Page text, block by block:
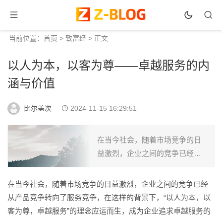
当前位置： 首页 > 致富经 > 正文
以人为本，以客为尊——卓越服务的内
涵与价值
比尔盖次 2024-11-15 16:29:51
在当今社会，随着市场竞争的日
益激烈，企业之间的竞争已经从
样的背景下，“以人为本，以客为
尊，卓越服务”的理念应运而生，
成为企业追求卓越服务的重...
在当今社会，随着市场竞争的日益激烈，企业之间的竞争已经
从产品竞争转向了服务竞争，在这样的背景下，“以人为本，以
客为尊，卓越服务”的理念应运而生，成为企业追求卓越服务的